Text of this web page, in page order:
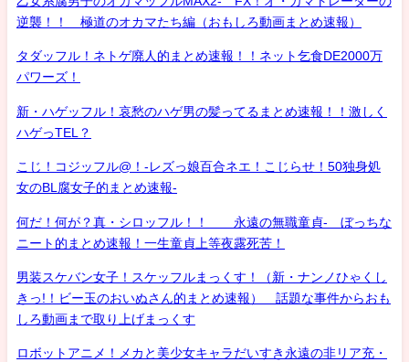
逆襲！！ 極道のオカマたち編（おもしろ動画まとめ速報）
タダッフル！ネトゲ廃人的まとめ速報！！ネット乞食DE2000万
パワーズ！
新・ハゲッフル！哀愁のハゲ男の髪ってるまとめ速報！！激しく
ハゲっTEL？
こじ！コジッフル@！-レズっ娘百合ネエ！こじらせ！50独身処
女のBL腐女子的まとめ速報-
何だ！何が？真・シロッフル！！ 永遠の無職童貞- ぼっちな
ニート的まとめ速報！一生童貞上等夜露死苦！
男装スケバン女子！スケッフルまっくす！（新・ナンノひゃくし
きっ!！ビー玉のおいぬさん的まとめ速報） 話題な事件からおも
しろ動画まで取り上げまっくす
ロボットアニメ！メカと美少女キャラだいすき永遠の非リア充・